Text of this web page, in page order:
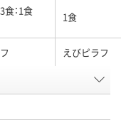
食：1食
1食
えびピラフ
3112913